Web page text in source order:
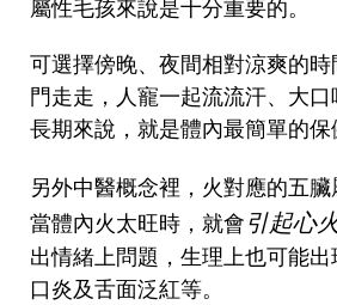
屬性毛孩來說是十分重要的。
可選擇傍晚、夜間相對涼爽的
門走走，人寵一起流流汗、大
長期來說，就是體內最簡單的保
另外中醫概念裡，火對應的五臟
當體內火太旺時，就會引起心
出情緒上問題，生理上也可能出
口炎及舌面泛紅等。